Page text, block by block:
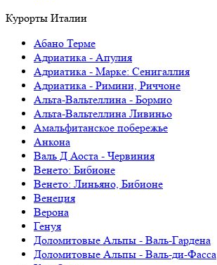
Курорты Италии
Абано Терме
Адриатика - Апулия
Адриатика - Марке: Сенигаллия
Адриатика - Римини, Риччоне
Альта-Вальтеллина - Бормио
Альта-Вальтеллина Ливиньо
Амальфитанское побережье
Анкона
Валь Д Аоста - Червиния
Венето: Бибионе
Венето: Линьяно, Бибионе
Венеция
Верона
Генуя
Доломитовые Альпы - Валь-Гардена
Доломитовые Альпы - Валь-ди-Фасса